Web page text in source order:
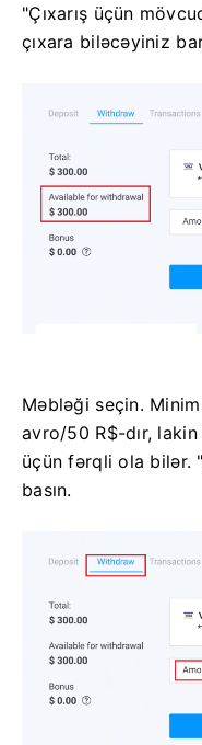
"Çıxarış üçün
çıxara biləcəyiniz
Məbləği seçin.
avro/50 R$-dır,
üçün fərqli ola bilər.
basın.